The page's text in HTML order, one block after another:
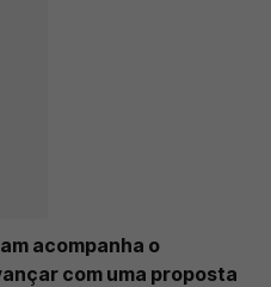
acompanha o
com uma proposta